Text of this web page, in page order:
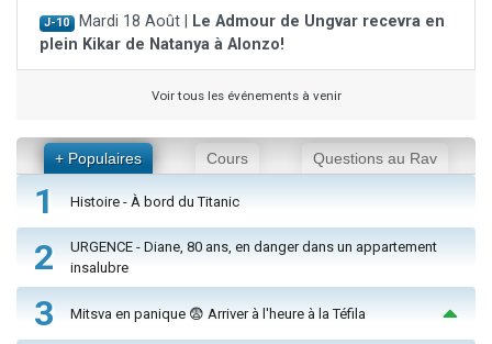
J-10 Mardi 18 Août |
Le Admour de Ungvar recevra en
plein Kikar de Natanya à Alonzo!
Voir tous les événements à venir
+ Populaires Cours Questions au Rav
1 Histoire - À bord du Titanic
2
URGENCE - Diane, 80 ans, en danger dans un appartement
insalubre
3 Mitsva en panique 😨 Arriver à l'heure à la Téfila